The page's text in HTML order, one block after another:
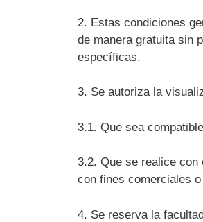
2. Estas condiciones
de manera gratuita sin
específicas.
3. Se autoriza la
3.1. Que sea
3.2. Que se realice con
con fines comerciales
4. Se reserva la